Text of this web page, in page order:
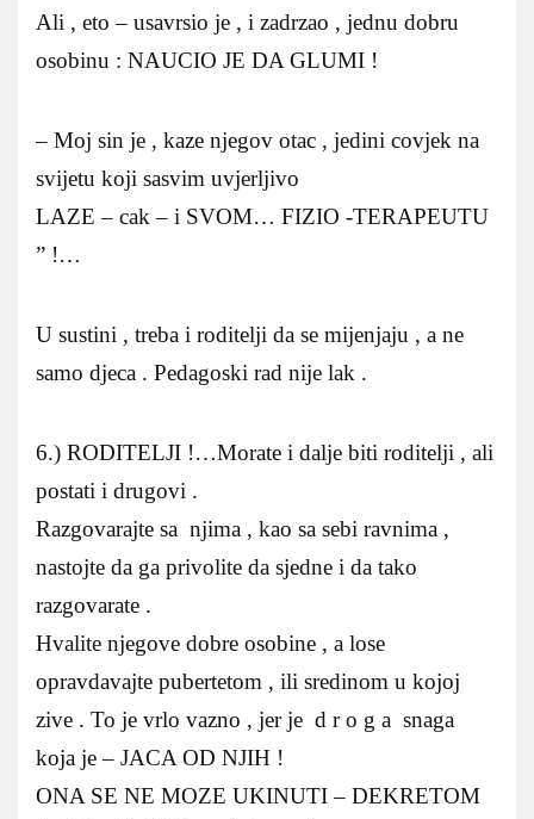
Ali , eto – usavrsio je , i zadrzao , jednu dobru
osobinu : NAUCIO JE DA GLUMI !
– Moj sin je , kaze njegov otac , jedini covjek na
svijetu koji sasvim uvjerljivo
LAZE – cak – i SVOM… FIZIO -TERAPEUTU
” !…
U sustini , treba i roditelji da se mijenjaju , a ne
samo djeca . Pedagoski rad nije lak .
6.) RODITELJI !…Morate i dalje biti roditelji , ali
postati i drugovi .
Razgovarajte sa njima , kao sa sebi ravnima ,
nastojte da ga privolite da sjedne i da tako
razgovarate .
Hvalite njegove dobre osobine , a lose
opravdavajte pubertetom , ili sredinom u kojoj
zive . To je vrlo vazno , jer je d r o g a snaga
koja je – JACA OD NJIH !
ONA SE NE MOZE UKINUTI – DEKRETOM